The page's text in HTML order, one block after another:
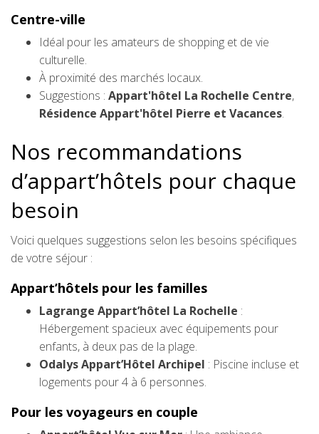
Centre-ville
Idéal pour les amateurs de shopping et de vie
culturelle.
À proximité des marchés locaux.
Suggestions : Appart'hôtel La Rochelle Centre,
Résidence Appart'hôtel Pierre et Vacances.
Nos recommandations
d’appart’hôtels pour chaque
besoin
Voici quelques suggestions selon les besoins spécifiques
de votre séjour :
Appart’hôtels pour les familles
Lagrange Appart’hôtel La Rochelle :
Hébergement spacieux avec équipements pour
enfants, à deux pas de la plage.
Odalys Appart’Hôtel Archipel : Piscine incluse et
logements pour 4 à 6 personnes.
Pour les voyageurs en couple